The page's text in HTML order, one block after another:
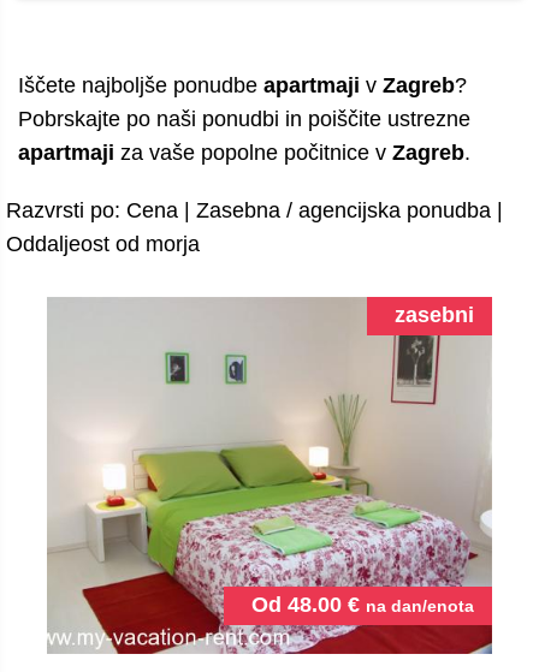
Iščete najboljše ponudbe apartmaji v Zagreb?
Pobrskajte po naši ponudbi in poiščite ustrezne
apartmaji za vaše popolne počitnice v Zagreb.
Razvrsti po: Cena Zasebna / agencijska ponudba
Oddaljeost od morja
Od 48.00 € na dan/enota
zasebni